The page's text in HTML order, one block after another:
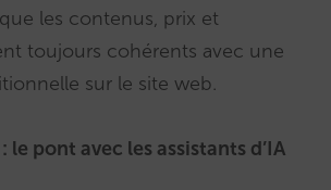
les contenus, prix et
toujours cohérents avec une
sur le site web.
le pont avec les assistants d’IA